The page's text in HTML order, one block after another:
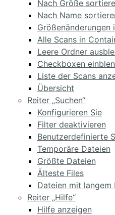
Nach Größe
Nach Name
Größenänderungen
Alle Scans in
Leere Ordner
Checkboxen
Liste der Scans
Übersicht
Reiter „Suchen“
Konfigurieren Sie
Filter deaktivieren
Benutzerdefinierte
Temporäre Dateien
Größte Dateien
Älteste Files
Dateien mit langem
Reiter „Hilfe“
Hilfe anzeigen